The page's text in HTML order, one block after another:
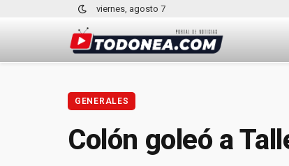
viernes, agosto 7
GENERALES
Colón goleó a